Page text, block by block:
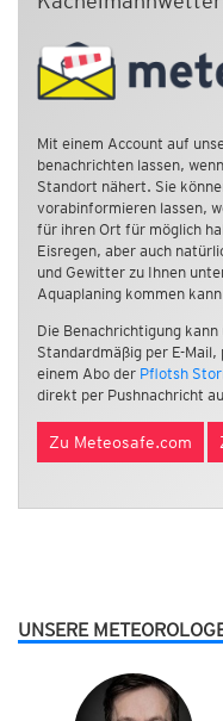
Mit einem Account auf
benachrichten lassen,
Standort nähert. Sie
vorabinformieren lassen,
für ihren Ort für möglich
Eisregen, aber auch
und Gewitter zu Ihnen
Aquaplaning kommen
Die Benachrichtigung
Standardmäßig per E-
einem Abo der Pflotsh
direkt per Pushnachricht
Zu Meteosafe.com
UNSERE